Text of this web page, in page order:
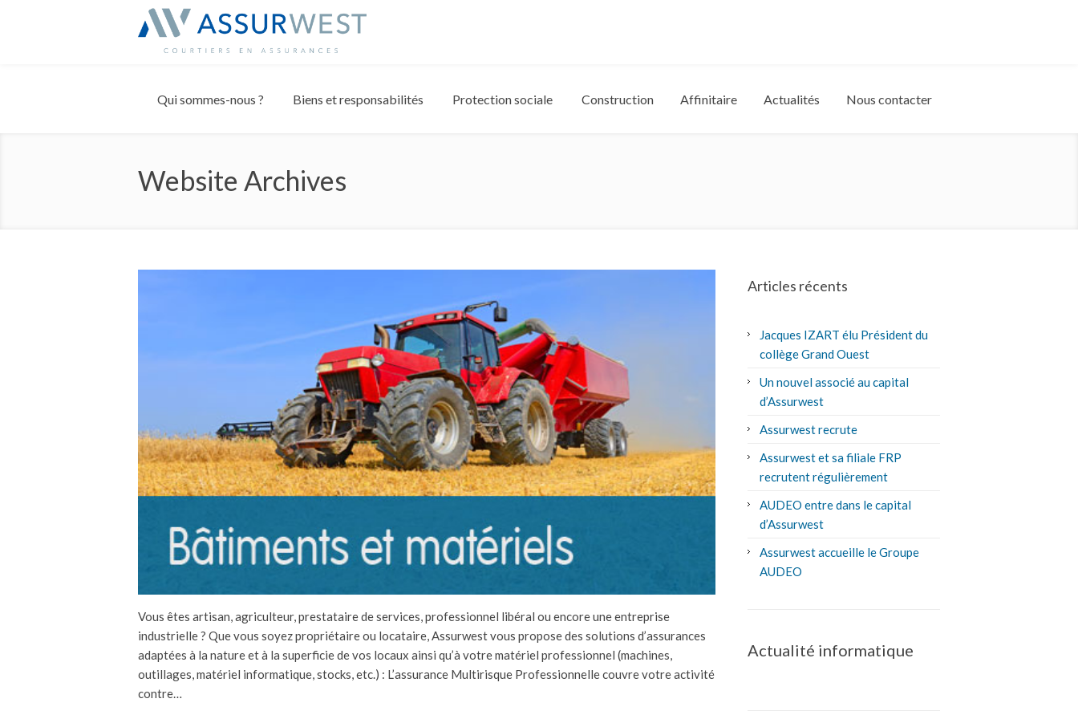
Qui sommes-nous ? Biens et responsabilités Protection sociale Construction Affinitaire Actualités Nous contacter
Website Archives
Vous êtes artisan, agriculteur, prestataire de services, professionnel libéral ou encore une entreprise
industrielle ? Que vous soyez propriétaire ou locataire, Assurwest vous propose des solutions d’assurances
adaptées à la nature et à la superficie de vos locaux ainsi qu’à votre matériel professionnel (machines,
outillages, matériel informatique, stocks, etc.) : L’assurance Multirisque Professionnelle couvre votre activité
contre…
Articles récents
Jacques IZART élu Président du
collège Grand Ouest
Un nouvel associé au capital
d’Assurwest
Assurwest recrute
Assurwest et sa filiale FRP
recrutent régulièrement
AUDEO entre dans le capital
d’Assurwest
Assurwest accueille le Groupe
AUDEO
Actualité informatique
Panneau de gestion des cookies